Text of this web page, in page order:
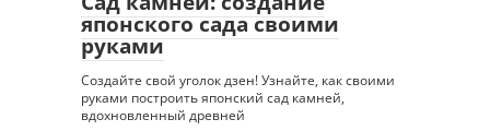
японского сада своими
руками
Создайте свой уголок дзен! Узнайте, как своими
руками построить японский сад камней,
вдохновленный древней